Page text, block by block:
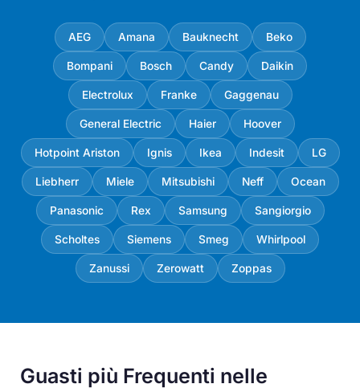
AEG Amana Bauknecht Beko
Bompani Bosch Candy Daikin
Electrolux Franke Gaggenau
General Electric Haier Hoover
Hotpoint Ariston Ignis Ikea Indesit LG
Liebherr Miele Mitsubishi Neff Ocean
Panasonic Rex Samsung Sangiorgio
Scholtes Siemens Smeg Whirlpool
Zanussi Zerowatt Zoppas
Guasti più Frequenti nelle